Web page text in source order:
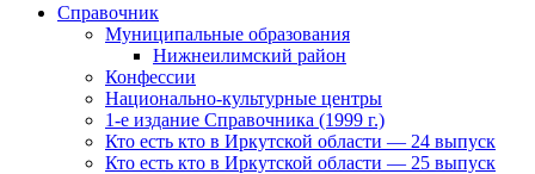
Справочник
Муниципальные образования
Нижнеилимский район
Конфессии
Национально-культурные центры
1-е издание Справочника (1999 г.)
Кто есть кто в Иркутской области — 24 выпуск
Кто есть кто в Иркутской области — 25 выпуск